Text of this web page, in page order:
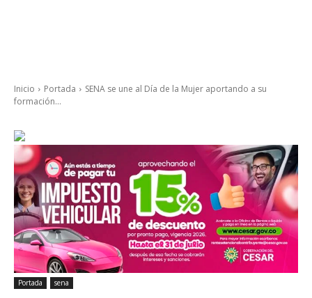
Inicio Portada
SENA se une al Día de la Mujer aportando a su
formación...
Portada sena